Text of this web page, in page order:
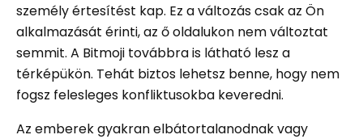
személy értesítést kap. Ez a változás csak az Ön
alkalmazását érinti, az ő oldalukon nem változtat
semmit. A Bitmoji továbbra is látható lesz a
térképükön. Tehát biztos lehetsz benne, hogy nem
fogsz felesleges konfliktusokba keveredni.
Az emberek gyakran elbátortalanodnak vagy